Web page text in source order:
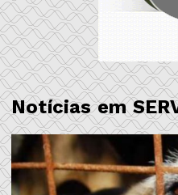
Notícias em